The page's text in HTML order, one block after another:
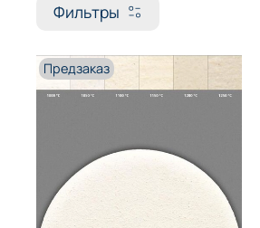
Фильтры
Предзаказ